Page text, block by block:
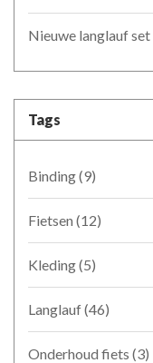
Nieuwe langlauf
Tags
Binding(9)
Fietsen (12)
Kleding(5)
Langlauf(46)
Onderhoud fiets (3)